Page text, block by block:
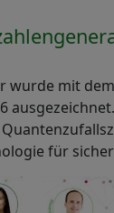
wurde mit
für